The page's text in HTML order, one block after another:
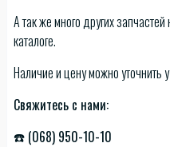
А так же много других
каталоге.
Наличие и цену можно
Свяжитесь с нами:
☎️ (068) 950-10-10